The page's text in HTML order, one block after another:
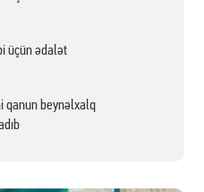
üçün ədalət
qanun beynəlxalq